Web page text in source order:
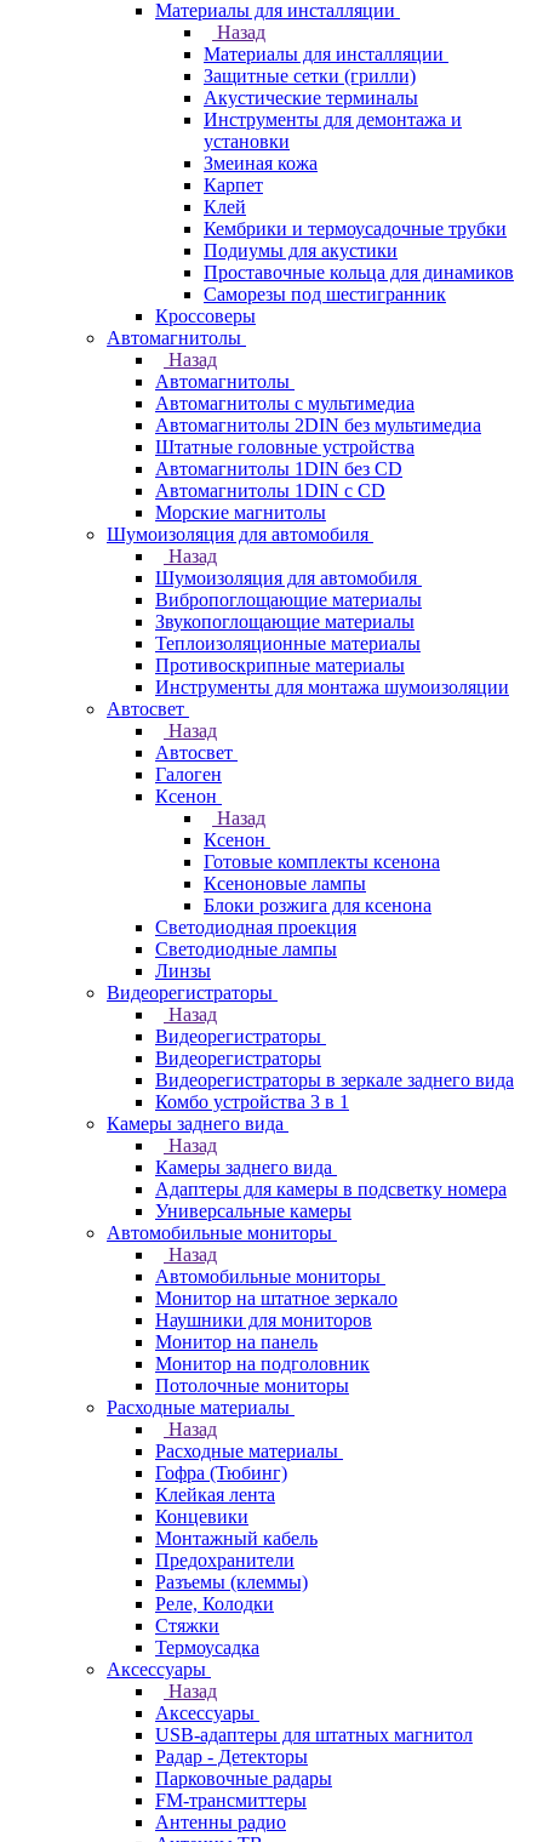
Материалы для инсталляции
Назад
Материалы для инсталляции
Защитные сетки (грилли)
Акустические терминалы
Инструменты для демонтажа и
установки
Змеиная кожа
Карпет
Клей
Кембрики и термоусадочные трубки
Подиумы для акустики
Проставочные кольца для динамиков
Саморезы под шестигранник
Кроссоверы
Автомагнитолы
Назад
Автомагнитолы
Автомагнитолы с мультимедиа
Автомагнитолы 2DIN без мультимедиа
Штатные головные устройства
Автомагнитолы 1DIN без CD
Автомагнитолы 1DIN с CD
Морские магнитолы
Шумоизоляция для автомобиля
Назад
Шумоизоляция для автомобиля
Вибропоглощающие материалы
Звукопоглощающие материалы
Теплоизоляционные материалы
Противоскрипные материалы
Инструменты для монтажа шумоизоляции
Автосвет
Назад
Автосвет
Галоген
Ксенон
Назад
Ксенон
Готовые комплекты ксенона
Ксеноновые лампы
Блоки розжига для ксенона
Светодиодная проекция
Светодиодные лампы
Линзы
Видеорегистраторы
Назад
Видеорегистраторы
Видеорегистраторы
Видеорегистраторы в зеркале заднего вида
Комбо устройства 3 в 1
Камеры заднего вида
Назад
Камеры заднего вида
Адаптеры для камеры в подсветку номера
Универсальные камеры
Автомобильные мониторы
Назад
Автомобильные мониторы
Монитор на штатное зеркало
Наушники для мониторов
Монитор на панель
Монитор на подголовник
Потолочные мониторы
Расходные материалы
Назад
Расходные материалы
Гофра (Тюбинг)
Клейкая лента
Концевики
Монтажный кабель
Предохранители
Разъемы (клеммы)
Реле, Колодки
Стяжки
Термоусадка
Аксессуары
Назад
Аксессуары
USB-адаптеры для штатных магнитол
Радар - Детекторы
Парковочные радары
FM-трансмиттеры
Антенны радио